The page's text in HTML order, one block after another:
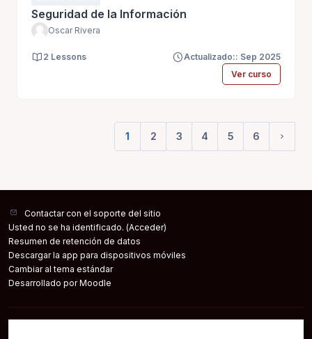
Seguridad de la Información
Oscar Rivera
2 Lessons
Actualizado:: Sep 2025
Ver curso
1
(current)
2 3 4 5 6
Contactar con el soporte del sitio
Usted no se ha identificado. (Acceder)
Resumen de retención de datos
Descargar la app para dispositivos móviles
Cambiar al tema estándar
Desarrollado porMoodle